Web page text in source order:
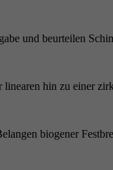
und beurteilen
hin zu einer
biogener